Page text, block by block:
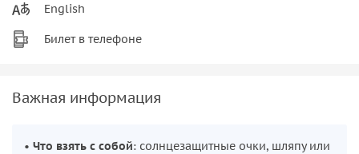
English
Билет в телефоне
Важная информация
• Что взять с собой: солнцезащитные очки, шляпу или